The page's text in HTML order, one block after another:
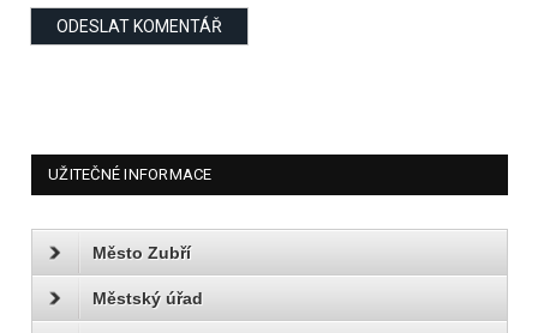
UŽITEČNÉ INFORMACE
Město Zubří
Městský úřad